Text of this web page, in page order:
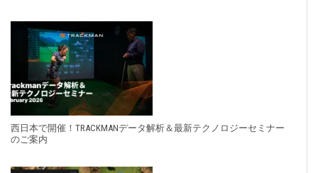
西日本で開催！TRACKMANデータ解析＆最新テクノロジーセミナー
のご案内